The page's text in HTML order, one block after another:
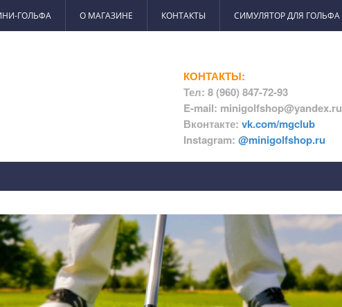
ГОЛЬФА О МАГАЗИНЕ КОНТАКТЫ СИМУЛЯТОР ДЛЯ ГОЛЬФА
КОНТАКТЫ:
Тел: 8 (960) 847-72-93
E-mail: minigolfshop@yandex.ru
Вконтакте: vk.com/mgclub
Instagram: @minigolfshop.ru